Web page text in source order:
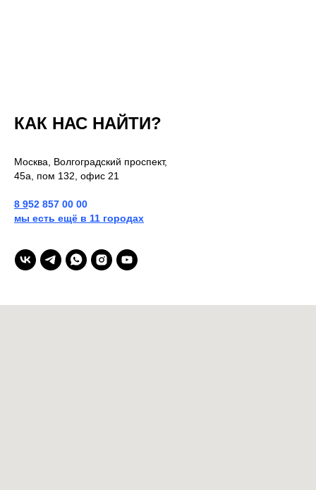
КАК НАС НАЙТИ?
Москва, Волгоградский проспект,
45а, пом 132, офис 21
8 952 857 00 00
мы есть ещё в 11 городах